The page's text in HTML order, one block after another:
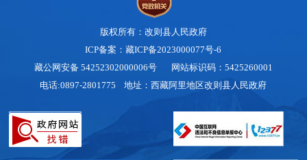
版权所有：改则县人民政府
ICP备案：藏ICP备2023000077号-6
藏公网安备 54252302000006号网站标识码：5425260001
电话:0897-2801775 地址：西藏阿里地区改则县人民政府